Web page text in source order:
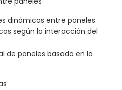
dinámicas entre paneles
según la interacción del
de paneles basado en la